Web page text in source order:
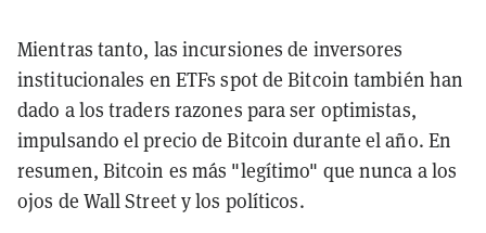
Mientras tanto, las incursiones de inversores
institucionales en ETFs spot de Bitcoin también han
dado a los traders razones para ser optimistas,
impulsando el precio de Bitcoin durante el año. En
resumen, Bitcoin es más "legítimo" que nunca a los
ojos de Wall Street y los políticos.